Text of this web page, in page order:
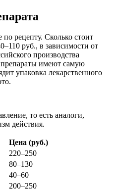
рецепту. Сколько стоит
руб., в зависимости от
производства
препараты имеют самую
упаковка лекарственного
то есть аналоги,
действия.
Цена (руб.)
220–250
80–130
40–60
200–250